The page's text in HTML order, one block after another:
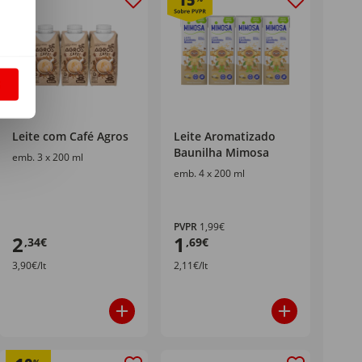
Leite com Café Agros
emb. 3 x 200 ml
2,34€
3,90€/lt
Leite Aromatizado
Baunilha Mimosa
emb. 4 x 200 ml
PVPR 1,99€
1 ,69€
2,11€/lt